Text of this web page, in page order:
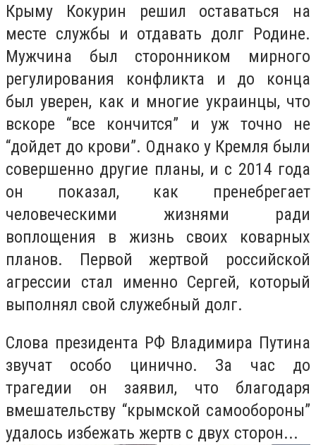
Крыму Кокурин решил оставаться на
месте службы и отдавать долг Родине.
Мужчина был сторонником мирного
регулирования конфликта и до конца
был уверен, как и многие украинцы, что
вскоре “все кончится” и уж точно не
“дойдет до крови”. Однако у Кремля были
совершенно другие планы, и с 2014 года
он показал, как пренебрегает
человеческими жизнями ради
воплощения в жизнь своих коварных
планов. Первой жертвой российской
агрессии стал именно Сергей, который
выполнял свой служебный долг.
Слова президента РФ Владимира Путина
звучат особо цинично. За час до
трагедии он заявил, что благодаря
вмешательству “крымской самообороны”
удалось избежать жертв с двух сторон...